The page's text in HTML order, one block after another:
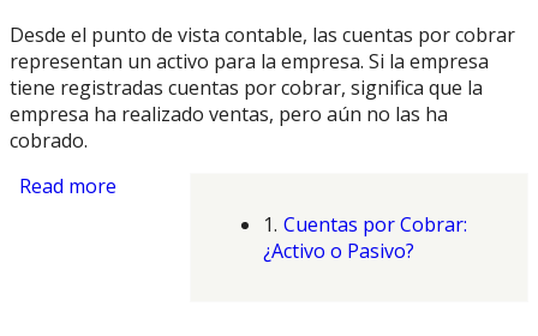
Desde el punto de vista contable, las cuentas por cobrar
representan un activo para la empresa. Si la empresa
tiene registradas cuentas por cobrar, significa que la
empresa ha realizado ventas, pero aún no las ha
cobrado.
1. Cuentas por Cobrar:
¿Activo o Pasivo?
Read more